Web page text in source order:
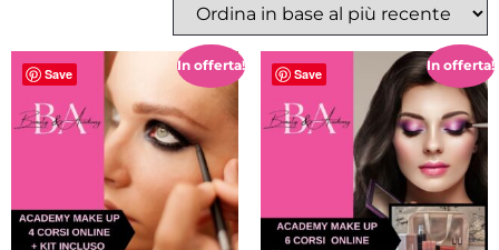
Save
In offerta!
Save
In offerta!